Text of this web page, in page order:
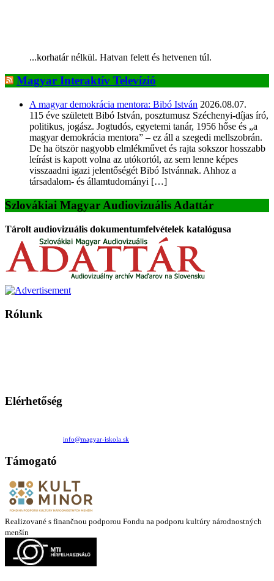
...korhatár nélkül. Hatvan felett és hetvenen túl.
Magyar Interaktív Televízió
A magyar demokrácia mentora: Bibó István 2026.08.07.
115 éve született Bibó István, posztumusz Széchenyi-díjas író,
politikus, jogász. Jogtudós, egyetemi tanár, 1956 hőse és „a
magyar demokrácia mentora” – ez áll a szegedi mellszobrán.
De ha ötször nagyobb elmlékművet és rajta sokszor hosszabb
leírást is kapott volna az utókortól, az sem lenne képes
visszaadni igazi jelentőségét Bibó Istvánnak. Ahhoz a
társadalom- és államtudományi […]
Szlovákiai Magyar Audiovizuális Adattár
Tárolt audiovizuális dokumentumfelvételek katalógusa
Rólunk
Elérhetőség
info@magyar-iskola.sk
Támogató
Realizované s finančnou podporou Fondu na podporu kultúry národnostných
menšín